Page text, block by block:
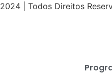
2024 | Todos Direitos